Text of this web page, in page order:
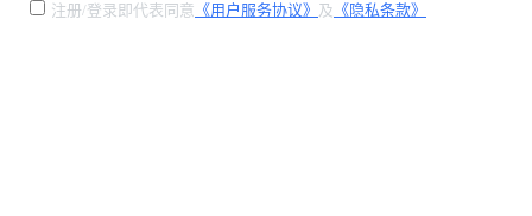
注册/登录即代表同意 《用户服务协议》 及 《隐私条款》